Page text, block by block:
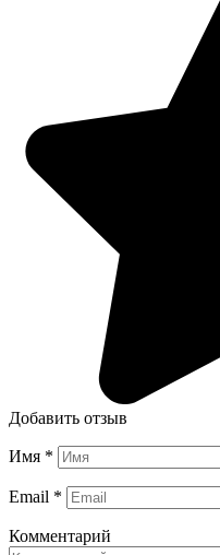
Добавить отзыв
Имя *
Email *
Комментарий